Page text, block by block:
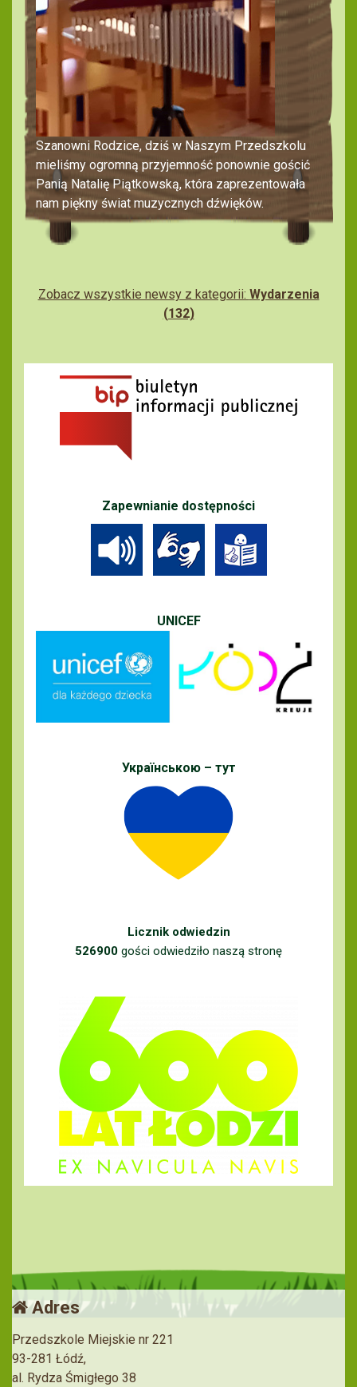
Szanowni Rodzice, dziś w Naszym Przedszkolu
mieliśmy ogromną przyjemność ponownie gościć
Panią Natalię Piątkowską, która zaprezentowała
nam piękny świat muzycznych dźwięków.
Zobacz wszystkie newsy z kategorii: Wydarzenia
(132)
Zapewnianie dostępności
UNICEF
Українською – тут
Licznik odwiedzin
526900 gości odwiedziło naszą stronę
Adres
Przedszkole Miejskie nr 221
93-281 Łódź,
al. Rydza Śmigłego 38